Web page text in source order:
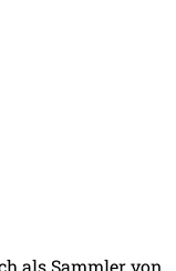
als Sammler von